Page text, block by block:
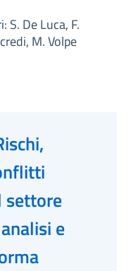
De Luca, F.
M. Volpe
settore
e